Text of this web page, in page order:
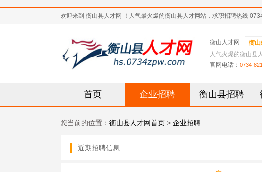
欢迎来到 衡山县人才网 ！人气最火爆的衡山县人才网站，求职招聘热线
衡山人才网
衡山
人气火爆的衡山县
官网电话： 0734-
首页 企业招聘 衡山县招聘
您当前的位置： 衡山县人才网首页 > 企业招聘
近期招聘信息